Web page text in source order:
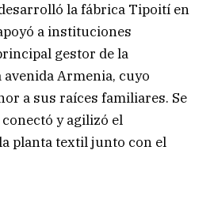
la fábrica Tipoití en
a instituciones
gestor de la
Armenia, cuyo
a sus raíces familiares. Se
y agilizó el
planta textil junto con el